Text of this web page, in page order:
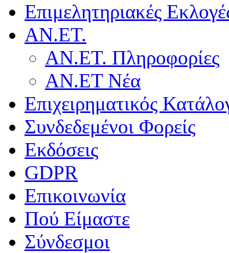
Επιμελητηριακές
ΑΝ.ΕΤ.
ΑΝ.ΕΤ. Πληροφορίες
ΑΝ.ΕΤ Νέα
Επιχειρηματικός
Συνδεδεμένοι Φορείς
Εκδόσεις
GDPR
Επικοινωνία
Πού Είμαστε
Σύνδεσμοι